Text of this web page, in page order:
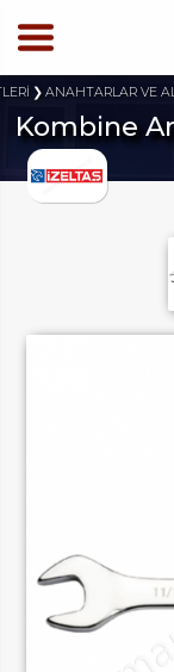
ANAHTARLAR VE
Kombine